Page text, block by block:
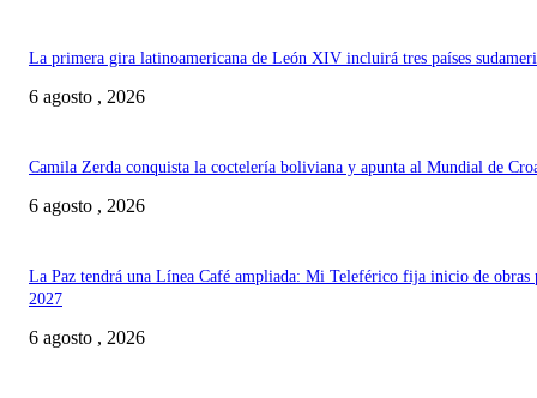
La primera gira latinoamericana de León XIV incluirá tres países
6 agosto , 2026
Camila Zerda conquista la coctelería boliviana y apunta al Mundial de
6 agosto , 2026
La Paz tendrá una Línea Café ampliada: Mi Teleférico fija inicio de obras
2027
6 agosto , 2026